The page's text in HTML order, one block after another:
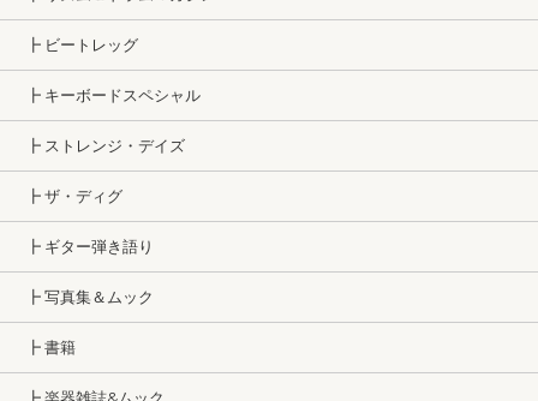
┣ ビートレッグ
┣ キーボードスペシャル
┣ ストレンジ・デイズ
┣ ザ・ディグ
┣ ギター弾き語り
┣ 写真集＆ムック
┣ 書籍